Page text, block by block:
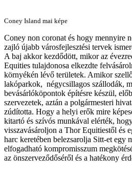
Coney Island mai képe
Coney non coronat és hogy mennyire
zajló újabb városfejlesztési tervek
A baj akkor kezdődött, mikor az
Equities tulajdonosa elkezdte
környékén lévő területek. Amikor
lakóparkok, négycsillagos szállodák,
bevásárlóköpontok építésre készül,
szervezetek, aztán a polgármesteri
zúdította. Hogy a helyi erők mire
kitartó és szívós munkával elérték,
visszavásároljon a Thor Equitiestől és
harc keretében belezsarolja Sitt-et egy
elfogadható kompromisszum
az önszerveződőséről és a hatékony